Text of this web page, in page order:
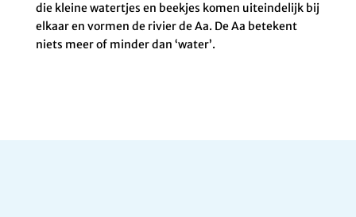
die kleine watertjes en beekjes komen uiteindelijk bij
elkaar en vormen de rivier de Aa. De Aa betekent
niets meer of minder dan ‘water’.